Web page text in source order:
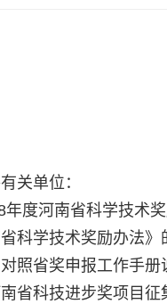
关单位：
度河南省科学技术奖
省科学技术奖励办法
照省奖申报工作手
省科技进步奖项目